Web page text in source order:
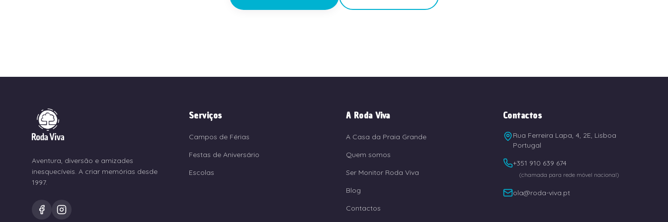
Aventura, diversão e amizades
inesquecíveis. A criar memórias desde
1997.
Serviços
Campos de Férias
Festas de Aniversário
Escolas
A Roda Viva
A Casa da Praia Grande
Quem somos
Ser Monitor Roda Viva
Blog
Contactos
Contactos
Rua Ferreira Lapa, 4, 2E, Lisboa
Portugal
+351 910 639 674
(chamada para rede móvel nacional)
ola@roda-viva.pt